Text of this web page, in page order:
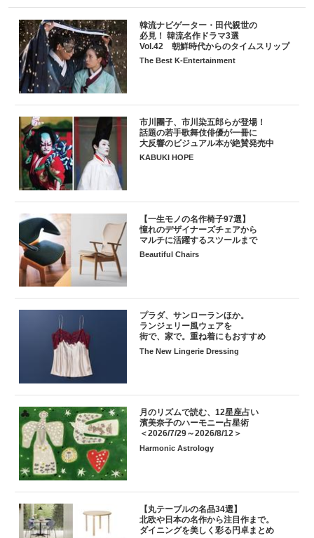
韓流ナビゲーター・田代親世の
必見！ 韓流名作ドラマ3選
Vol.42 朝鮮時代からのタイムスリップ
The Best K-Entertainment
市川團子、市川染五郎らが登場！
話題の若手歌舞伎俳優が一冊に
大反響のビジュアル本が絶賛発売中
KABUKI HOPE
【一生モノの名作椅子97選】
憧れのデザイナーズチェアから
マルチに活躍するスツールまで
Beautiful Chairs
プラダ、サンローランほか。
ランジェリー風ウェアを
街で、家で。重ね着にもおすすめ
The New Lingerie Dressing
月のリズムで読む、12星座占い
濱美奈子のハーモニー占星術
＜2026/7/29～2026/8/12＞
Harmonic Astrology
【丸テーブルの名品34選】
北欧や日本の名作から注目作まで。
ダイニングを美しく彩る円卓まとめ